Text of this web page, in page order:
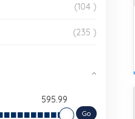
104
235
595.99
Go